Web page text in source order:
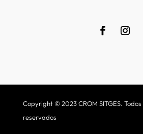
Copyright © 2023 CROM SITGES. Todos
reservados